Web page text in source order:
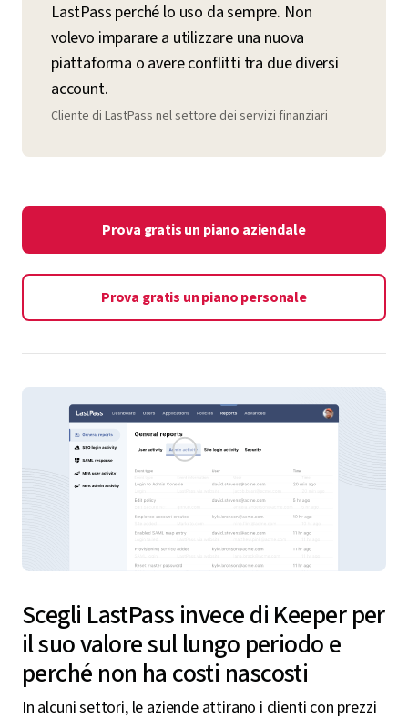
LastPass perché lo uso da sempre. Non
volevo imparare a utilizzare una nuova
piattaforma o avere conflitti tra due diversi
account.
Cliente di LastPass nel settore dei servizi finanziari
Prova gratis un piano aziendale
Prova gratis un piano personale
Scegli LastPass invece di Keeper per
il suo valore sul lungo periodo e
perché non ha costi nascosti
In alcuni settori, le aziende attirano i clienti con prezzi